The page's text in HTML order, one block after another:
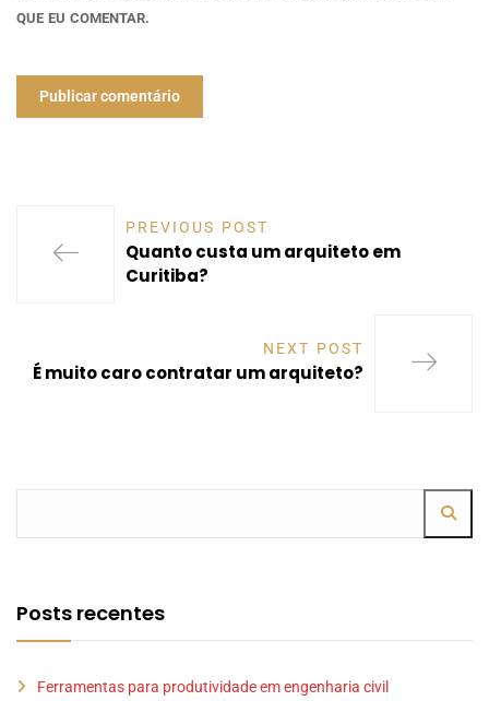
QUE EU COMENTAR.
PREVIOUS POST
Quanto custa um arquiteto em
Curitiba?
NEXT POST
É muito caro contratar um arquiteto?
Posts recentes
Ferramentas para produtividade em engenharia civil